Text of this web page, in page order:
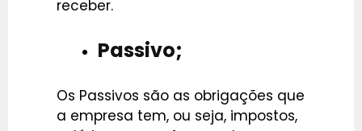
receber.
Passivo;
Os Passivos são as obrigações que
a empresa tem, ou seja, impostos,